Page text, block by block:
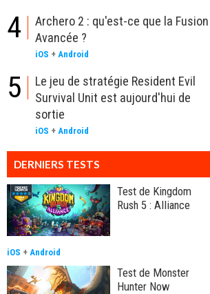
4
Archero 2 : qu'est-ce que la Fusion
Avancée ?
iOS + Android
5
Le jeu de stratégie Resident Evil
Survival Unit est aujourd'hui de
sortie
iOS + Android
DERNIERS TESTS
Test de Kingdom
Rush 5 : Alliance
iOS + Android
Test de Monster
Hunter Now